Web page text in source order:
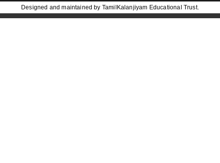
Designed and maintained by TamilKalanjiyam Educational Trust.